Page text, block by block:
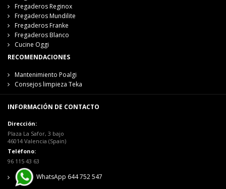
Fregaderos Reginox
Fregaderos Mundilite
Fregaderos Franke
Fregaderos Blanco
Cucine Oggi
RECOMENDACIONES
Mantenimiento Poalgi
Consejos limpieza Teka
INFORMACIÓN DE CONTACTO
Dirección:
Plaza La Safor, 3 bajo
46014 Valencia (Spain)
Teléfono:
96 115 43 63
WhatsApp 644 752 547